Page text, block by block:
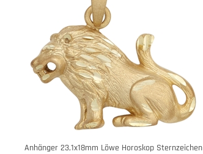
Anhänger 23,1x18mm Löwe Horoskop Sternzeichen